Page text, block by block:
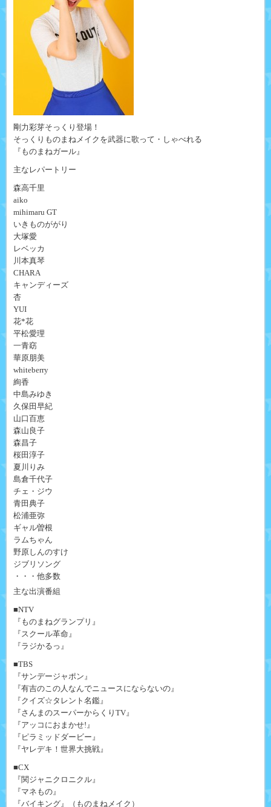
剛力彩芽そっくり登場！
そっくりものまねメイクを武器に歌って・しゃべれる
『ものまねガール』
主なレパートリー
森高千里
aiko
mihimaru GT
いきものががり
大塚愛
レベッカ
川本真琴
CHARA
キャンディーズ
杏
YUI
花*花
平松愛理
一青窈
華原朋美
whiteberry
絢香
中島みゆき
久保田早紀
山口百恵
森山良子
森昌子
桜田淳子
夏川りみ
島倉千代子
チェ・ジウ
青田典子
松浦亜弥
ギャル曽根
ラムちゃん
野原しんのすけ
ジブリソング
・・・他多数
主な出演番組
■NTV
『ものまねグランプリ』
『スクール革命』
『ラジかるっ』
■TBS
『サンデージャポン』
『有吉のこの人なんでニュースにならないの』
『クイズ☆タレント名鑑』
『さんまのスーパーからくりTV』
『アッコにおまかせ!』
『ピラミッドダービー』
『ヤレデキ！世界大挑戦』
■CX
『関ジャニクロニクル』
『マネもの』
『バイキング』（ものまねメイク）